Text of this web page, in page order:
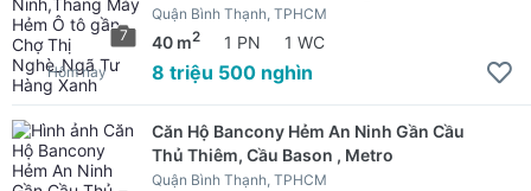
7
Quận Bình Thạnh, TPHCM
40 m2 1 PN 1 WC
8 triệu 500 nghìn
Hôm nay
Căn Hộ Bancony Hẻm An Ninh Gần Cầu
Thủ Thiêm, Cầu Bason , Metro
Quận Bình Thạnh, TPHCM